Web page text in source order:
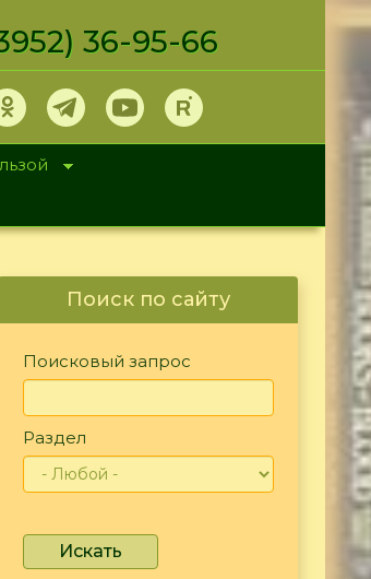
36-95-66
Поиск по сайту
Поисковый запрос
Раздел
Искать